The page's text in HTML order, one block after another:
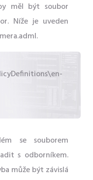
měl být soubor
Níže je uveden
se souborem
s odborníkem.
může být závislá